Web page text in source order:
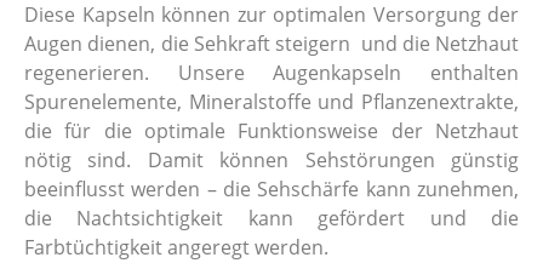
Diese Kapseln können zur optimalen Versorgung der
Augen dienen, die Sehkraft steigern und die Netzhaut
regenerieren. Unsere Augenkapseln enthalten
Spurenelemente, Mineralstoffe und Pflanzenextrakte,
die für die optimale Funktionsweise der Netzhaut
nötig sind. Damit können Sehstörungen günstig
beeinflusst werden – die Sehschärfe kann zunehmen,
die Nachtsichtigkeit kann gefördert und die
Farbtüchtigkeit angeregt werden.